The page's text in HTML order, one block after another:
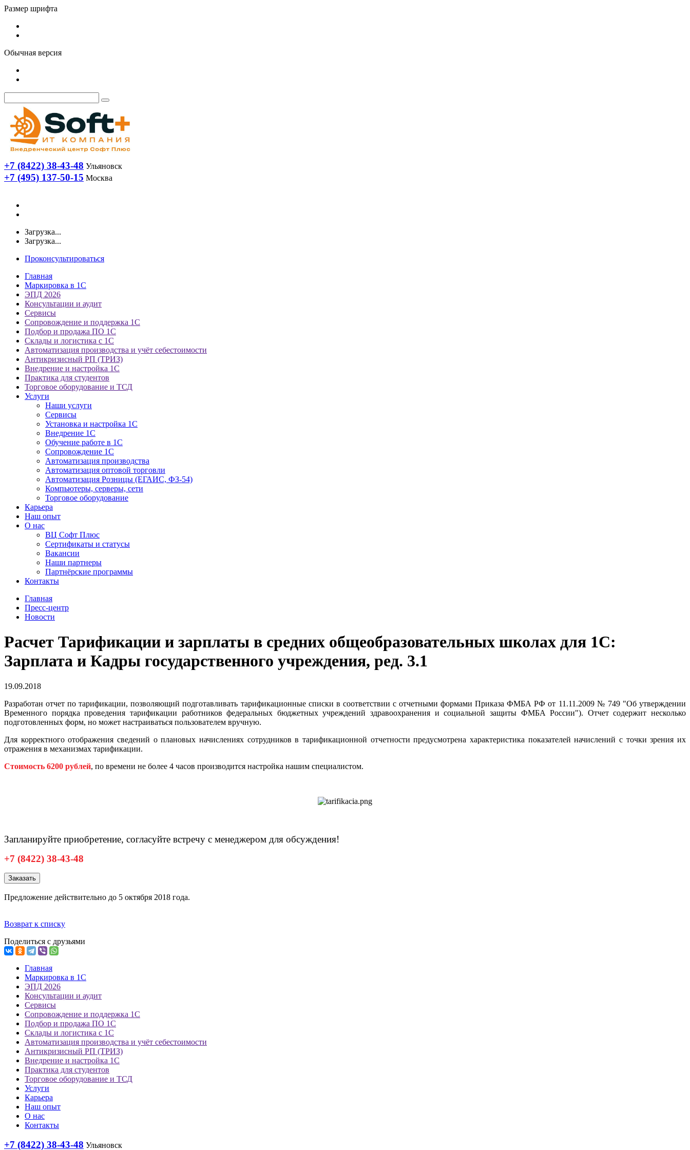
Размер шрифта
Обычная версия
+7 (8422) 38-43-48 Ульяновск
+7 (495) 137-50-15 Москва
Загрузка...
Загрузка...
Проконсультироваться
Главная
Маркировка в 1С
ЭПД 2026
Консультации и аудит
Сервисы
Сопровождение и поддержка 1С
Подбор и продажа ПО 1С
Склады и логистика с 1С
Автоматизация производства и учёт себестоимости
Антикризисный РП (ТРИЗ)
Внедрение и настройка 1С
Практика для студентов
Торговое оборудование и ТСД
Услуги
Наши услуги
Сервисы
Установка и настройка 1С
Внедрение 1С
Обучение работе в 1С
Сопровождение 1С
Автоматизация производства
Автоматизация оптовой торговли
Автоматизация Розницы (ЕГАИС, ФЗ-54)
Компьютеры, серверы, сети
Торговое оборудование
Карьера
Наш опыт
О нас
ВЦ Софт Плюс
Сертификаты и статусы
Вакансии
Наши партнеры
Партнёрские программы
Контакты
Главная
Пресс-центр
Новости
Расчет Тарификации и зарплаты в средних общеобразовательных школах для 1С:
Зарплата и Кадры государственного учреждения, ред. 3.1
19.09.2018
Разработан отчет по тарификации, позволяющий подготавливать тарификационные списки в соответствии с отчетными формами Приказа ФМБА РФ от 11.11.2009 № 749 "Об утверждении
Временного порядка проведения тарификации работников федеральных бюджетных учреждений здравоохранения и социальной защиты ФМБА России"). Отчет содержит несколько
подготовленных форм, но может настраиваться пользователем вручную.
Для корректного отображения сведений о плановых начислениях сотрудников в тарификационной отчетности предусмотрена характеристика показателей начислений с точки зрения их
отражения в механизмах тарификации.
Стоимость 6200 рублей, по времени не более 4 часов производится настройка нашим специалистом.
Запланируйте приобретение, согласуйте встречу с менеджером для обсуждения!
+7 (8422) 38-43-48
Заказать
Предложение действительно до 5 октября 2018 года.
Возврат к списку
Поделиться с друзьями
Главная
Маркировка в 1С
ЭПД 2026
Консультации и аудит
Сервисы
Сопровождение и поддержка 1С
Подбор и продажа ПО 1С
Склады и логистика с 1С
Автоматизация производства и учёт себестоимости
Антикризисный РП (ТРИЗ)
Внедрение и настройка 1С
Практика для студентов
Торговое оборудование и ТСД
Услуги
Карьера
Наш опыт
О нас
Контакты
+7 (8422) 38-43-48 Ульяновск